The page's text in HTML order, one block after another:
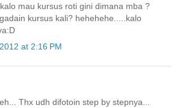
mau kursus roti gini dimana mba ?
kursus kali? hehehehe.....kalo
at 2:16 PM
Thx udh difotoin step by stepnya...